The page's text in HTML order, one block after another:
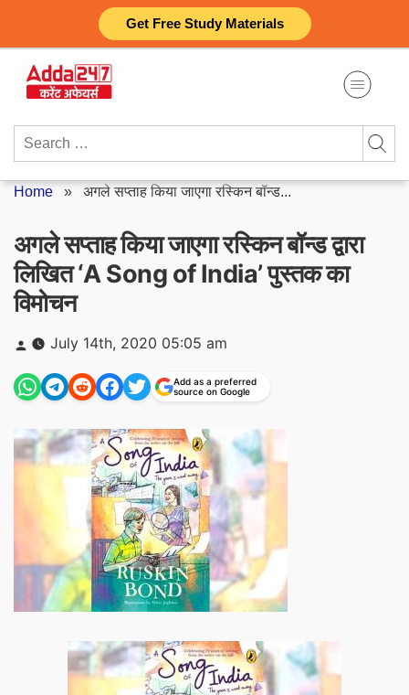
Get Free Study Materials
content
Search
Home » अगले सप्ताह किया जाएगा रस्किन बॉन्ड...
अगले सप्ताह किया जाएगा रस्किन बॉन्ड द्वारा
लिखित ‘A Song of India’ पुस्तक का
विमोचन
Posted
by
July 14th, 2020 05:05 am
Add as a preferred
source on Google